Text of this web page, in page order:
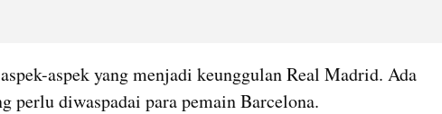
aspek yang menjadi keunggulan Real Madrid. Ada
perlu diwaspadai para pemain Barcelona.